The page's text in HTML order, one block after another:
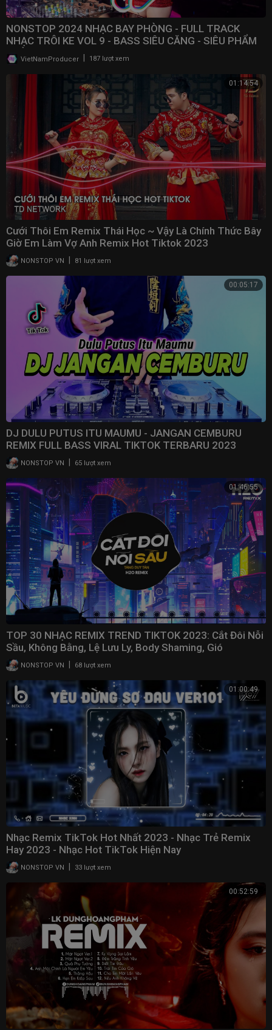
NONSTOP 2024 NHẠC BAY PHÒNG - FULL TRACK
NHẠC TRÔI KE VOL 9 - BASS SIÊU CĂNG - SIÊU PHẨM
PHÒNG BAY
VietNamProducer 187 lượt xem
01:14:54
Cưới Thôi Em Remix Thái Học ~ Vậy Là Chính Thức Bây
Giờ Em Làm Vợ Anh Remix Hot Tiktok 2023
NONSTOP VN 81 lượt xem
00:05:17
DJ DULU PUTUS ITU MAUMU - JANGAN CEMBURU
REMIX FULL BASS VIRAL TIKTOK TERBARU 2023
NONSTOP VN 65 lượt xem
01:46:55
TOP 30 NHẠC REMIX TREND TIKTOK 2023: Cắt Đôi Nỗi
Sầu, Không Bằng, Lệ Lưu Ly, Body Shaming, Gió
NONSTOP VN 68 lượt xem
01:00:49
Nhạc Remix TikTok Hot Nhất 2023 - Nhạc Trẻ Remix
Hay 2023 - Nhạc Hot TikTok Hiện Nay
NONSTOP VN 33 lượt xem
00:52:59